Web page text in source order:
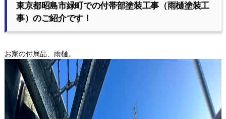
東京都昭島市緑町での付帯部塗装工事（雨樋塗装工
事）のご紹介です！
お家の付属品、雨樋。